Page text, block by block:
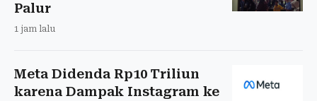
Palur
1 jam lalu
Meta Didenda Rp10 Triliun
karena Dampak Instagram ke